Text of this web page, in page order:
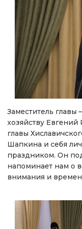
Заместитель главы
хозяйству
главы
Шапкина и себя
праздником. Он
напоминает нам о
внимания и